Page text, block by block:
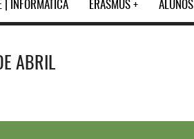
| INFORMÁTICA ERASMUS + ALUNOS
ABRIL